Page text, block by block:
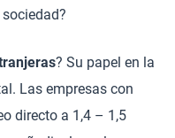
? Su papel en la
Las empresas con
directo a 1,4 – 1,5